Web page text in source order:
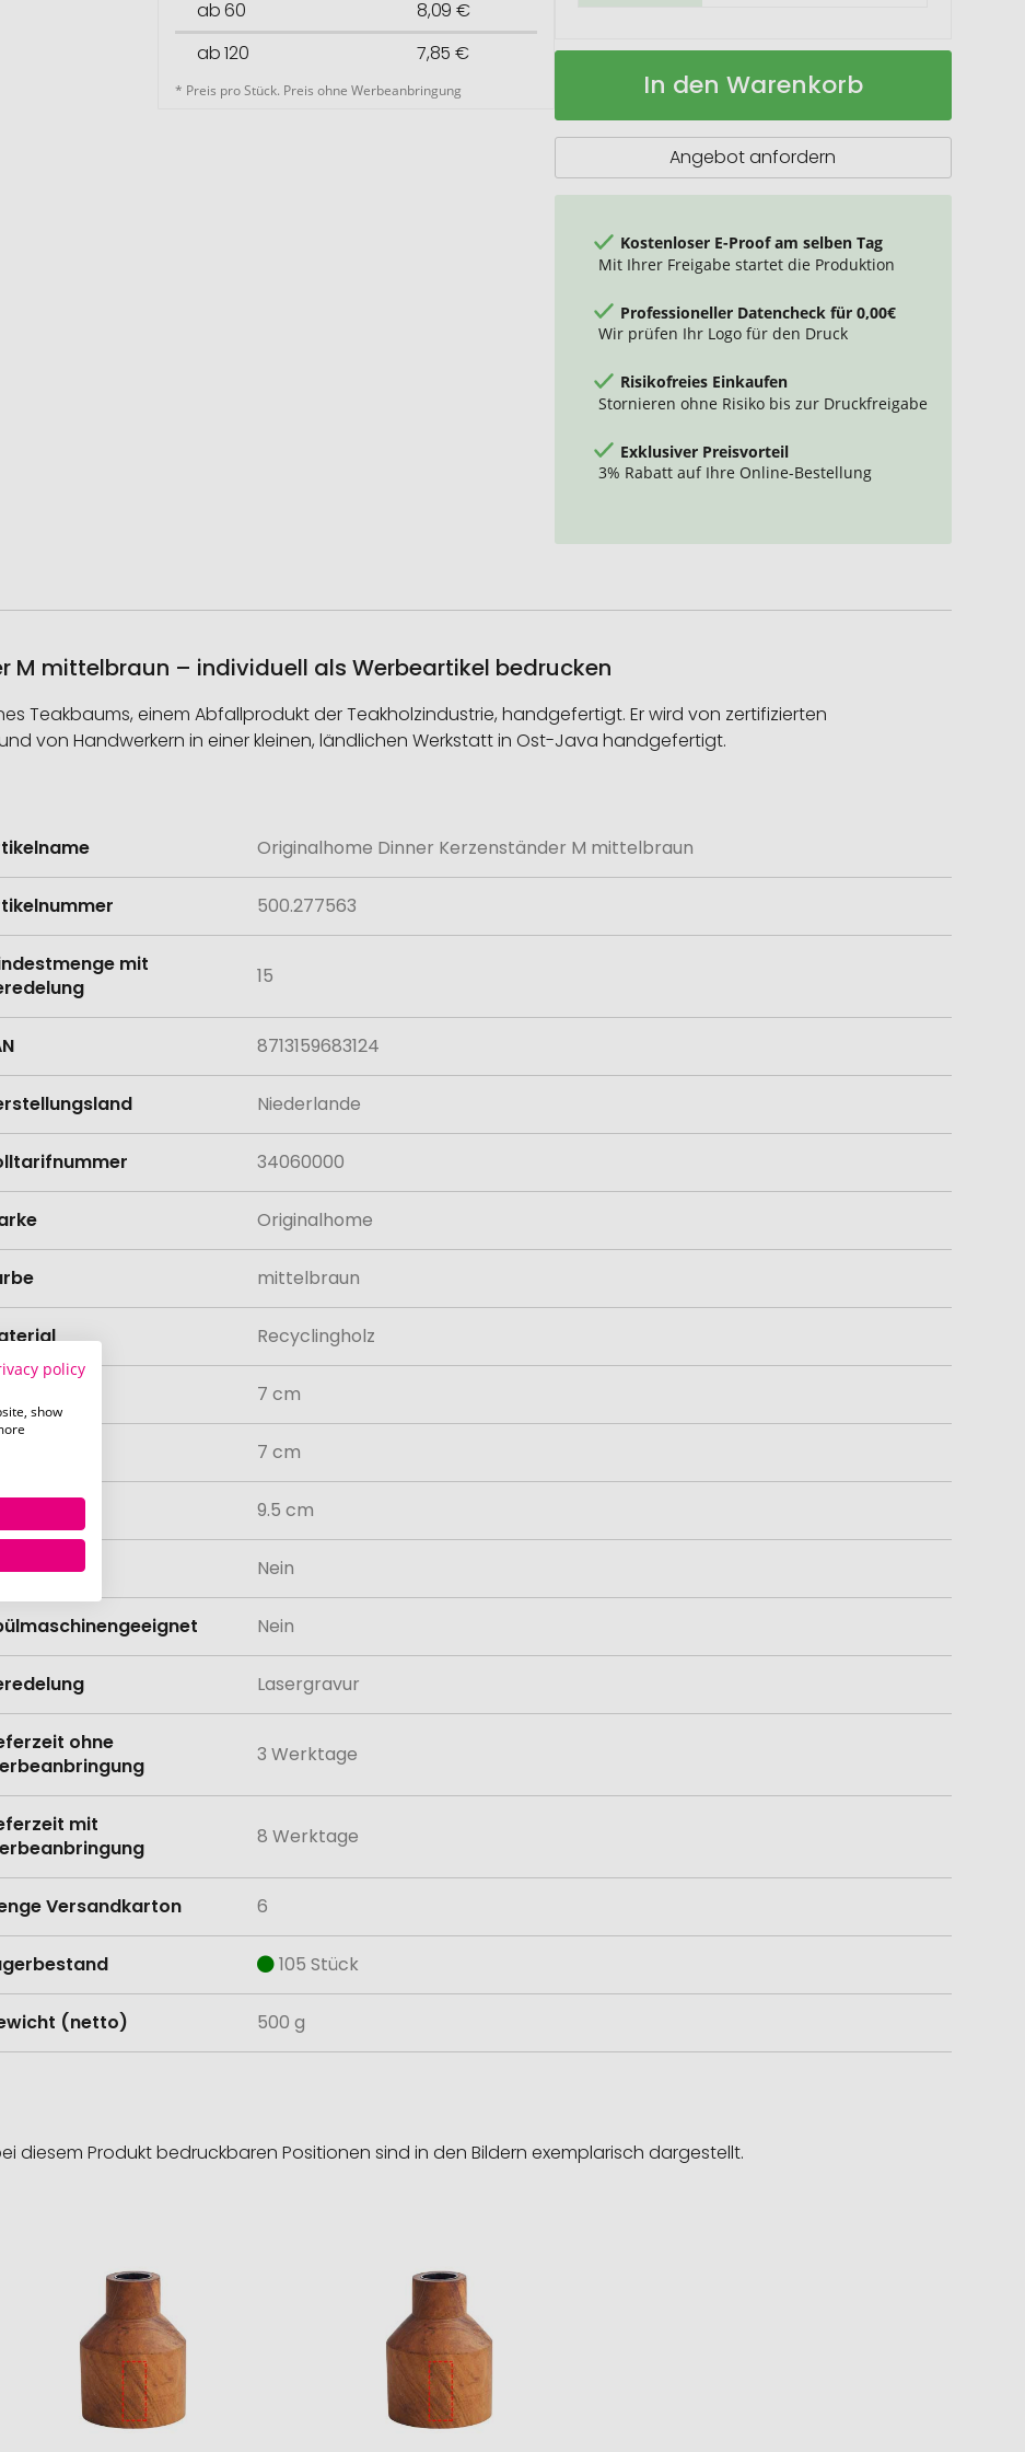
ab 60
8,09 €
ab 120
7,85 €
* Preis pro Stück. Preis ohne Werbeanbringung
Originalhome
M
Auf
In den Warenkorb
Angebot anfordern
Kostenloser E-Proof am selben Tag
Mit Ihrer Freigabe startet die Produktion
Professioneller Datencheck für 0,00€
Wir prüfen Ihr Logo für den Druck
Risikofreies Einkaufen
Stornieren ohne Risiko bis zur Druckfreigabe
Exklusiver Preisvorteil
3% Rabatt auf Ihre Online-Bestellung
M mittelbraun – individuell als Werbeartikel bedrucken
Teakbaums, einem Abfallprodukt der Teakholzindustrie, handgefertigt. Er wird von zertifizierten
von Handwerkern in einer kleinen, ländlichen Werkstatt in Ost-Java handgefertigt.
Originalhome Dinner Kerzenständer M mittelbraun
500.277563
mit
15
8713159683124
Niederlande
34060000
Originalhome
mittelbraun
Recyclingholz
7 cm
7 cm
9.5 cm
Produkt Nein
Nein
Lasergravur
ohne
3 Werktage
mit
8 Werktage
Versandkarton 6
105 Stück
(netto) 500 g
diesem Produkt bedruckbaren Positionen sind in den Bildern exemplarisch dargestellt.
policy
show